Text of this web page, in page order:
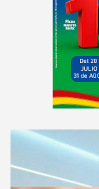
e
t
A
v